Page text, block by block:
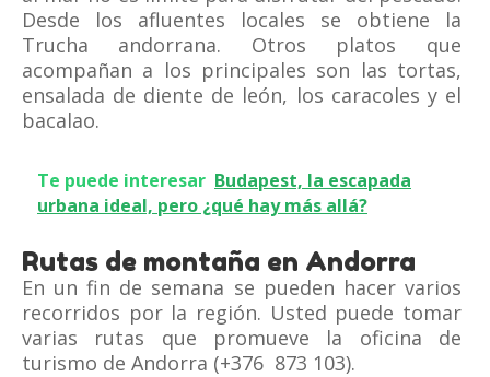
Desde los afluentes locales se obtiene la
Trucha andorrana. Otros platos que
acompañan a los principales son las tortas,
ensalada de diente de león, los caracoles y el
bacalao.
Te puede interesar Budapest, la escapada
urbana ideal, pero ¿qué hay más allá?
Rutas de montaña en Andorra
En un fin de semana se pueden hacer varios
recorridos por la región. Usted puede tomar
varias rutas que promueve la oficina de
turismo de Andorra (+376 873 103).